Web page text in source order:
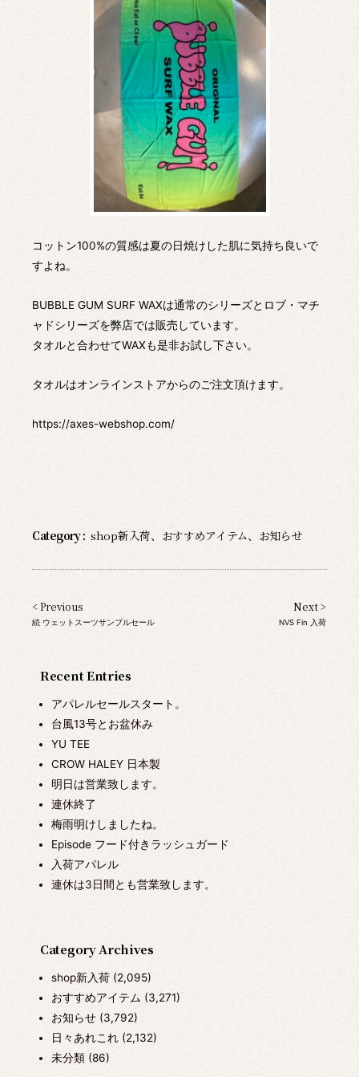
Recent Entries
アパレルセールスタート。
台風13号とお盆休み
YU TEE
CROW HALEY 日本製
明日は営業致します。
連休終了
梅雨明けしましたね。
Episode フード付きラッシュガード
入荷アパレル
連休は3日間とも営業致します。
Category Archives
shop新入荷(2,095)
おすすめアイテム (3,271)
お知らせ(3,792)
日々あれこれ(2,132)
未分類(86)
コットン100%の質感は夏の日焼けした肌に気持ち良いで
すよね。
BUBBLE GUM SURF WAXは通常のシリーズとロブ・マチ
ャドシリーズを弊店では販売しています。
タオルと合わせてWAXも是非お試し下さい。
タオルはオンラインストアからのご注文頂けます。
https://axes-webshop.com/
Category : shop新入荷、 おすすめアイテム、 お知らせ
< Previous
続 ウェットスーツサンプルセール
Next >
NVS Fin 入荷